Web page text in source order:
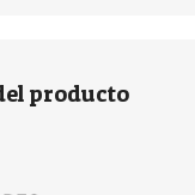
producto